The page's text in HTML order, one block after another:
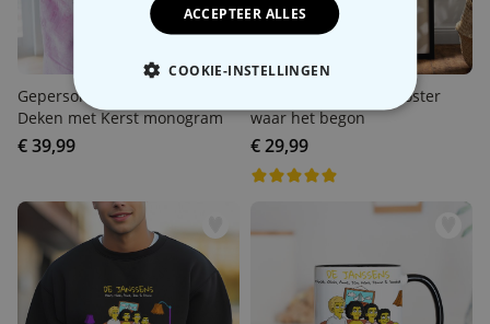
Gepersonaliseerde Hoodie
Deken met Kerst
monogram
€ 39,99
Gepersonaliseerde poster
waar het begon
€ 29,99
ACCEPTEER ALLES
COOKIE-INSTELLINGEN
NOODZAKELIJK
PERFORMANCE
MARKETING